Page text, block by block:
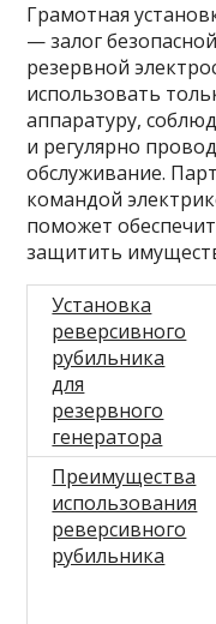
Грамотная
— залог
резервной
использовать
аппаратуру,
и регулярно
обслуживание.
командой
поможет
защитить
Установка
реверсивного
рубильника
для
резервного
генератора
Преимущества
использования
реверсивного
рубильника